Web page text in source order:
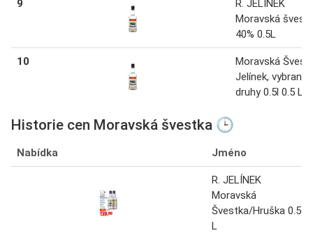
9
R. JELÍNEK
Moravská
40% 0.5L
10
Moravská
Jelínek, vybrané
druhy 0.5l 0.5 L
Historie cen Moravská švestka 🕒
Nabídka Jméno
R. JELÍNEK
Moravská
Švestka/Hruška 0.5
L